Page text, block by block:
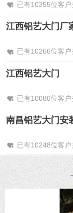
已有10355位客户
江西铝艺大门厂
已有10266位客户
江西铝艺大门
已有10080位客户
南昌铝艺大门安
已有10248位客户